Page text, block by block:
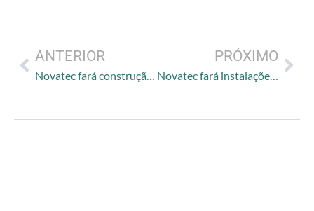
ANTERIOR
Novatec fará construção de subestação de energia na HSI Log Itapevi
PRÓXIMO
Novatec fará instalações na construção dos Galpões Franco da Rocha